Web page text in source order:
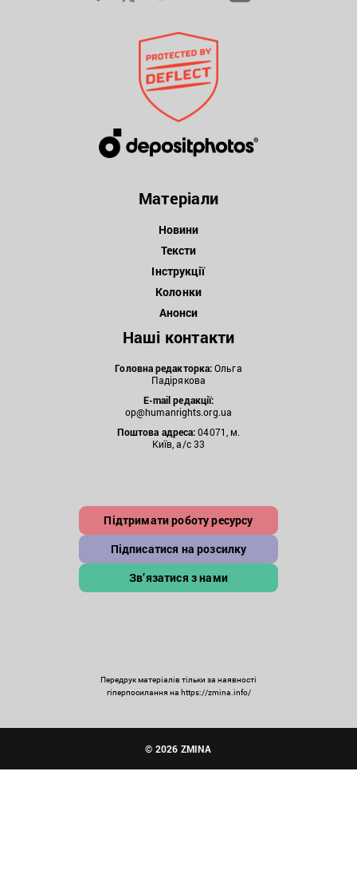
Матеріали
Новини
Тексти
Інструкції
Колонки
Анонси
Наші контакти
Головна редакторка:Ольга
Падірякова
E-mail редакції:
op@humanrights.org.ua
Поштова адреса:04071, м.
Київ, а/с 33
Підтримати роботу ресурсу
Підписатися на розсилку
Зв’язатися з нами
Передрук матеріалів тільки за наявності
гіперпосилання на https://zmina.info/
© 2026 ZMINA